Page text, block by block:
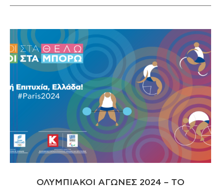
ΟΛΥΜΠΙΑΚΟΙ ΑΓΩΝΕΣ 2024 – ΤΟ